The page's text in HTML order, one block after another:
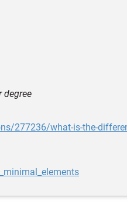
degree
277236/what-is-the-